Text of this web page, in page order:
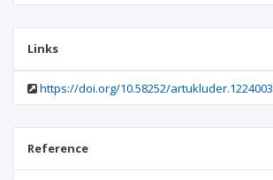
Links
https://doi.org/10.58252/artukluder.1224003
Reference